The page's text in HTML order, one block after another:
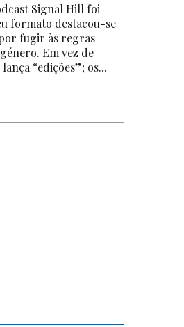
Signal Hill foi
formato destacou-se
fugir às regras
Em vez de
“edições”; os...